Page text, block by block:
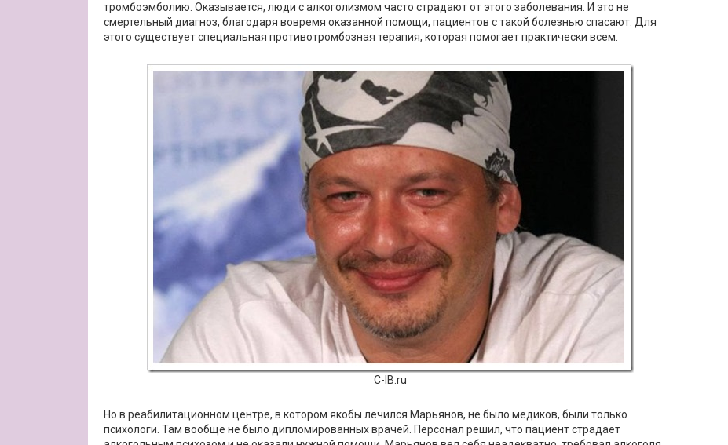
тромбоэмболию. Оказывается, люди с алкоголизмом часто страдают от этого заболевания. И это не
смертельный диагноз, благодаря вовремя оказанной помощи, пациентов с такой болезнью спасают. Для
этого существует специальная противотромбозная терапия, которая помогает практически всем.
C-IB.ru
Но в реабилитационном центре, в котором якобы лечился Марьянов, не было медиков, были только
психологи. Там вообще не было дипломированных врачей. Персонал решил, что пациент страдает